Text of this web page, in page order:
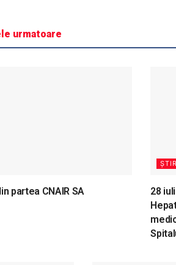
urmatoare
partea CNAIR SA
28